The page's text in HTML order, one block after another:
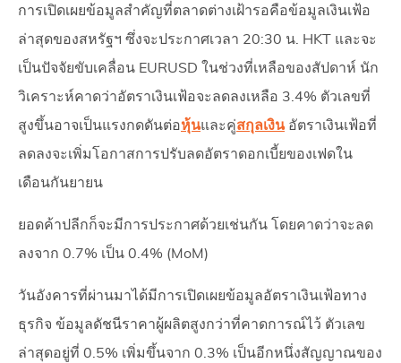
การเปิดเผยข้อมูลสำคัญที่ตลาดต่างเฝ้ารอคือข้อมูลเงินเฟ้อ
ล่าสุดของสหรัฐฯ ซึ่งจะประกาศเวลา 20:30 น. HKT และจะ
เป็นปัจจัยขับเคลื่อน EURUSD ในช่วงที่เหลือของสัปดาห์ นัก
วิเคราะห์คาดว่าอัตราเงินเฟ้อจะลดลงเหลือ 3.4% ตัวเลขที่
สูงขึ้นอาจเป็นแรงกดดันต่อหุ้นและคู่สกุลเงินอัตราเงินเฟ้อที่
ลดลงจะเพิ่มโอกาสการปรับลดอัตราดอกเบี้ยของเฟดใน
เดือนกันยายน
ยอดค้าปลีกก็จะมีการประกาศด้วยเช่นกัน โดยคาดว่าจะลด
ลงจาก 0.7% เป็น 0.4% (MoM)
วันอังคารที่ผ่านมาได้มีการเปิดเผยข้อมูลอัตราเงินเฟ้อทาง
ธุรกิจ ข้อมูลดัชนีราคาผู้ผลิตสูงกว่าที่คาดการณ์ไว้ ตัวเลข
ล่าสุดอยู่ที่ 0.5% เพิ่มขึ้นจาก 0.3% เป็นอีกหนึ่งสัญญาณของ